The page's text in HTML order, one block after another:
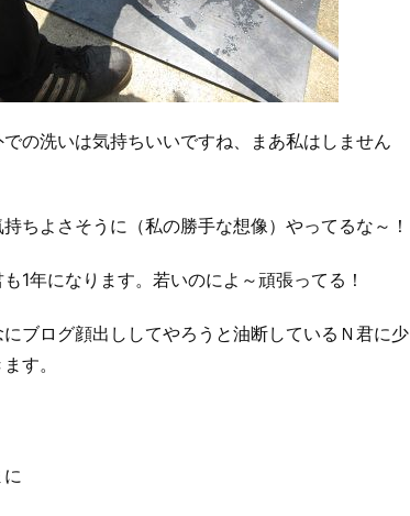
の洗いは気持ちいいですね、まあ私はしません
持ちよさそうに（私の勝手な想像）やってるな～！
1年になります。若いのによ～頑張ってる！
ブログ顔出ししてやろうと油断しているＮ君に少
す。